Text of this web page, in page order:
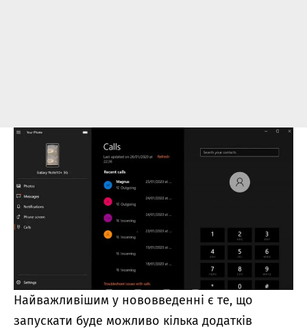
Найважливішим у нововведенні є те, що
запускати буде можливо кілька додатків